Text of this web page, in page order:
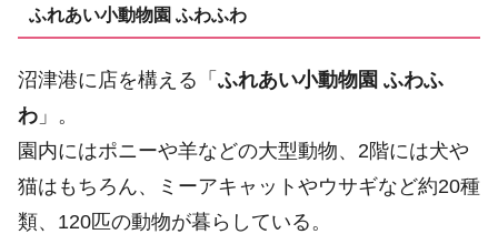
ふれあい小動物園 ふわふわ
沼津港に店を構える「 ふれあい小動物園 ふわふ
わ 」。
園内にはポニーや羊などの大型動物、2階には犬や
猫はもちろん、ミーアキャットやウサギなど約20種
類、120匹の動物が暮らしている。